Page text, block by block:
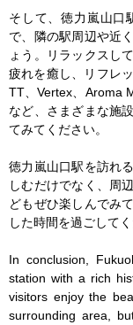
そして、徳力嵐山口
で、隣の駅周辺や近
ょう。リラックスし
疲れを癒し、リフレ
TT、Vertex、Aroma
など、さまざまな施
てみてください。
徳力嵐山口駅を訪れ
しむだけでなく、周
どもぜひ楽しんでみ
した時間を過ごしてく
In conclusion,
station with a rich
visitors enjoy the
surrounding area,